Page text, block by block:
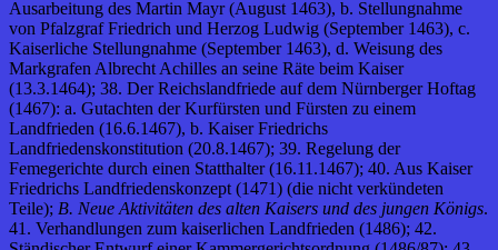
Ausarbeitung des Martin Mayr (August 1463), b. Stellungnahme
von Pfalzgraf Friedrich und Herzog Ludwig (September 1463), c.
Kaiserliche Stellungnahme (September 1463), d. Weisung des
Markgrafen Albrecht Achilles an seine Räte beim Kaiser
(13.3.1464); 38. Der Reichslandfriede auf dem Nürnberger Hoftag
(1467): a. Gutachten der Kurfürsten und Fürsten zu einem
Landfrieden (16.6.1467), b. Kaiser Friedrichs
Landfriedenskonstitution (20.8.1467); 39. Regelung der
Femegerichte durch einen Statthalter (16.11.1467); 40. Aus Kaiser
Friedrichs Landfriedenskonzept (1471) (die nicht verkündeten
Teile); B. Neue Aktivitäten des alten Kaisers und des jungen Königs.
41. Verhandlungen zum kaiserlichen Landfrieden (1486); 42.